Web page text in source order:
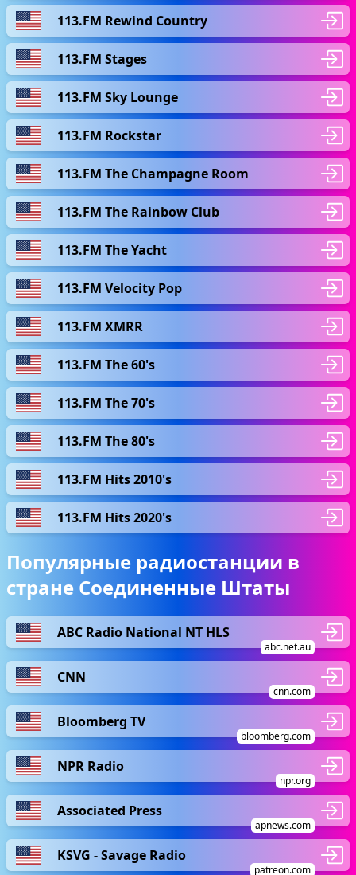
113.FM Rewind Country
113.FM Stages
113.FM Sky Lounge
113.FM Rockstar
113.FM The Champagne Room
113.FM The Rainbow Club
113.FM The Yacht
113.FM Velocity Pop
113.FM XMRR
113.FM The 60's
113.FM The 70's
113.FM The 80's
113.FM Hits 2010's
113.FM Hits 2020's
Популярные радиостанции в
стране Соединенные Штаты
ABC Radio National NT HLS
abc.net.au
CNN
cnn.com
Bloomberg TV
bloomberg.com
NPR Radio
npr.org
Associated Press
apnews.com
KSVG - Savage Radio
patreon.com